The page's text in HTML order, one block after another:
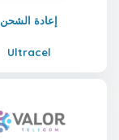
إعادة الشحن
Ultracel